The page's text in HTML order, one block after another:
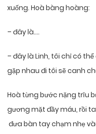
xuống. Hoà bàng hoàng:
– đây là….
– đây là Linh, tôi chỉ có
gặp nhau đi tôi sẽ canh
Hoà từng bước nặng trĩu
gương mặt đầy máu, rồi
đưa bàn tay chạm nhẹ